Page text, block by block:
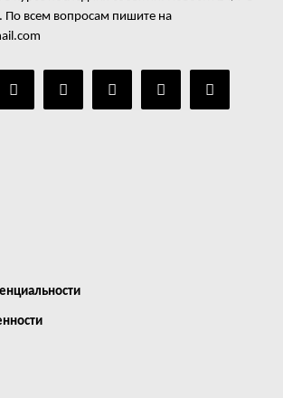
По всем вопросам пишите на